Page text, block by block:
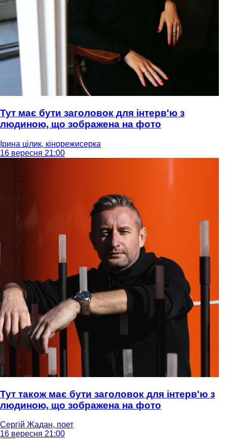
Тут має бути заголовок для інтерв'ю з
людиною, що зображена на фото
Ірина цілик, кінорежисерка
16 вересня 21:00
Тут також має бути заголовок для інтерв'ю з
людиною, що зображена на фото
Сергій Жадан, поет
16 вересня 21:00